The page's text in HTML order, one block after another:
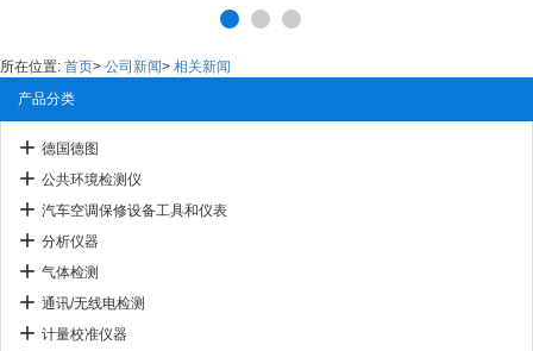
所在位置: 首页> 公司新闻> 相关新闻
产品分类
德国德图
公共环境检测仪
汽车空调保修设备工具和仪表
分析仪器
气体检测
通讯/无线电检测
计量校准仪器